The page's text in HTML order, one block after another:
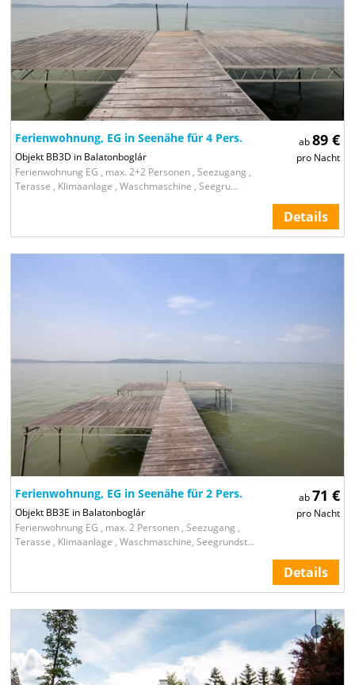
ab89 €
pro Nacht
Ferienwohnung, EG in Seenähe für 4 Pers.
Objekt BB3D in Balatonboglár
Ferienwohnung EG , max. 2+2 Personen , Seezugang ,
Terasse , Klimaanlage , Waschmaschine , Seegru...
Details
ab71 €
pro Nacht
Ferienwohnung, EG in Seenähe für 2 Pers.
Objekt BB3E in Balatonboglár
Ferienwohnung EG , max. 2 Personen , Seezugang ,
Terasse , Klimaanlage , Waschmaschine, Seegrundst...
Details